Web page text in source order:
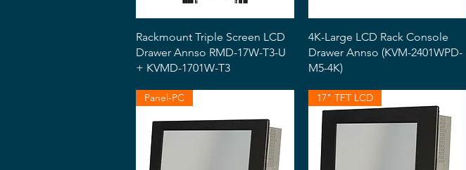
Snabbvisning
Rackmount Triple Screen LCD
Drawer Annso RMD-17W-T3-U
+ KVMD-1701W-T3
Snabbvisning
4K-Large LCD Rack Console
Drawer Annso (KVM-2401WPD-
M5-4K)
Panel-PC 17" TFT LCD